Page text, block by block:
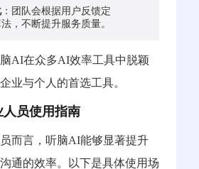
：团队会根据用户反馈定
，不断提升服务质量。
AI在众多AI效率工具中脱颖
业与个人的首选工具。
人员使用指南
而言，听脑AI能够显著提升
通的效率。以下是具体使用场